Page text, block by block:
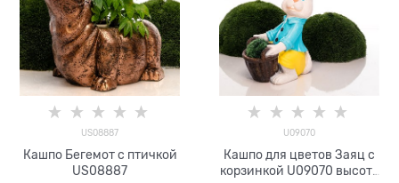
US08887
Кашпо Бегемот с птичкой
US08887
U09070
Кашпо для цветов Заяц с
корзинкой U09070 высота